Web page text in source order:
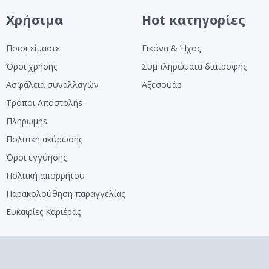
Χρήσιμα
Ποιοι είμαστε
Όροι χρήσης
Ασφάλεια συναλλαγών
Τρόποι Αποστολήs -
Πληρωμήs
Πολιτική ακύρωσης
Όροι εγγύησης
Πολιτκή απορρήτου
Παρακολούθηση παραγγελίας
Ευκαιρίες Καριέρας
Hot κατηγορίες
Εικόνα & Ήχος
Συμπληρώματα διατροφής
Αξεσουάρ